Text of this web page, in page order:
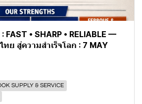
FAST • SHARP • RELIABLE —
ย สู่ความสำเร็จโลก : 7 MAY
SUPPLY & SERVICE